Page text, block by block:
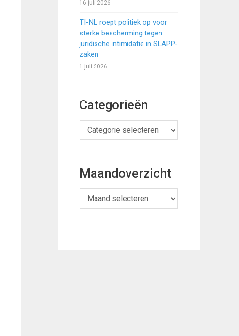
16 juli 2026
TI-NL roept politiek op voor
sterke bescherming tegen
juridische intimidatie in SLAPP-
zaken
1 juli 2026
Categorieën
Categorieën
Maandoverzicht
Maandoverzicht